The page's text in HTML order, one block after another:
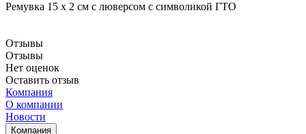
Ремувка 15 х 2 см с люверсом с символикой ГТО
Отзывы
Отзывы
Нет оценок
Оставить отзыв
Компания
О компании
Новости
Компания